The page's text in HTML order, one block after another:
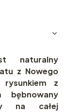
naturalny
z Nowego
rysunkiem z
bębnowany
na całej